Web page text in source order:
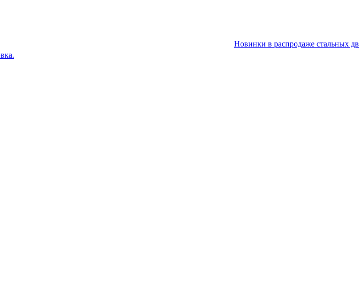
Новинки в распродаже стальных